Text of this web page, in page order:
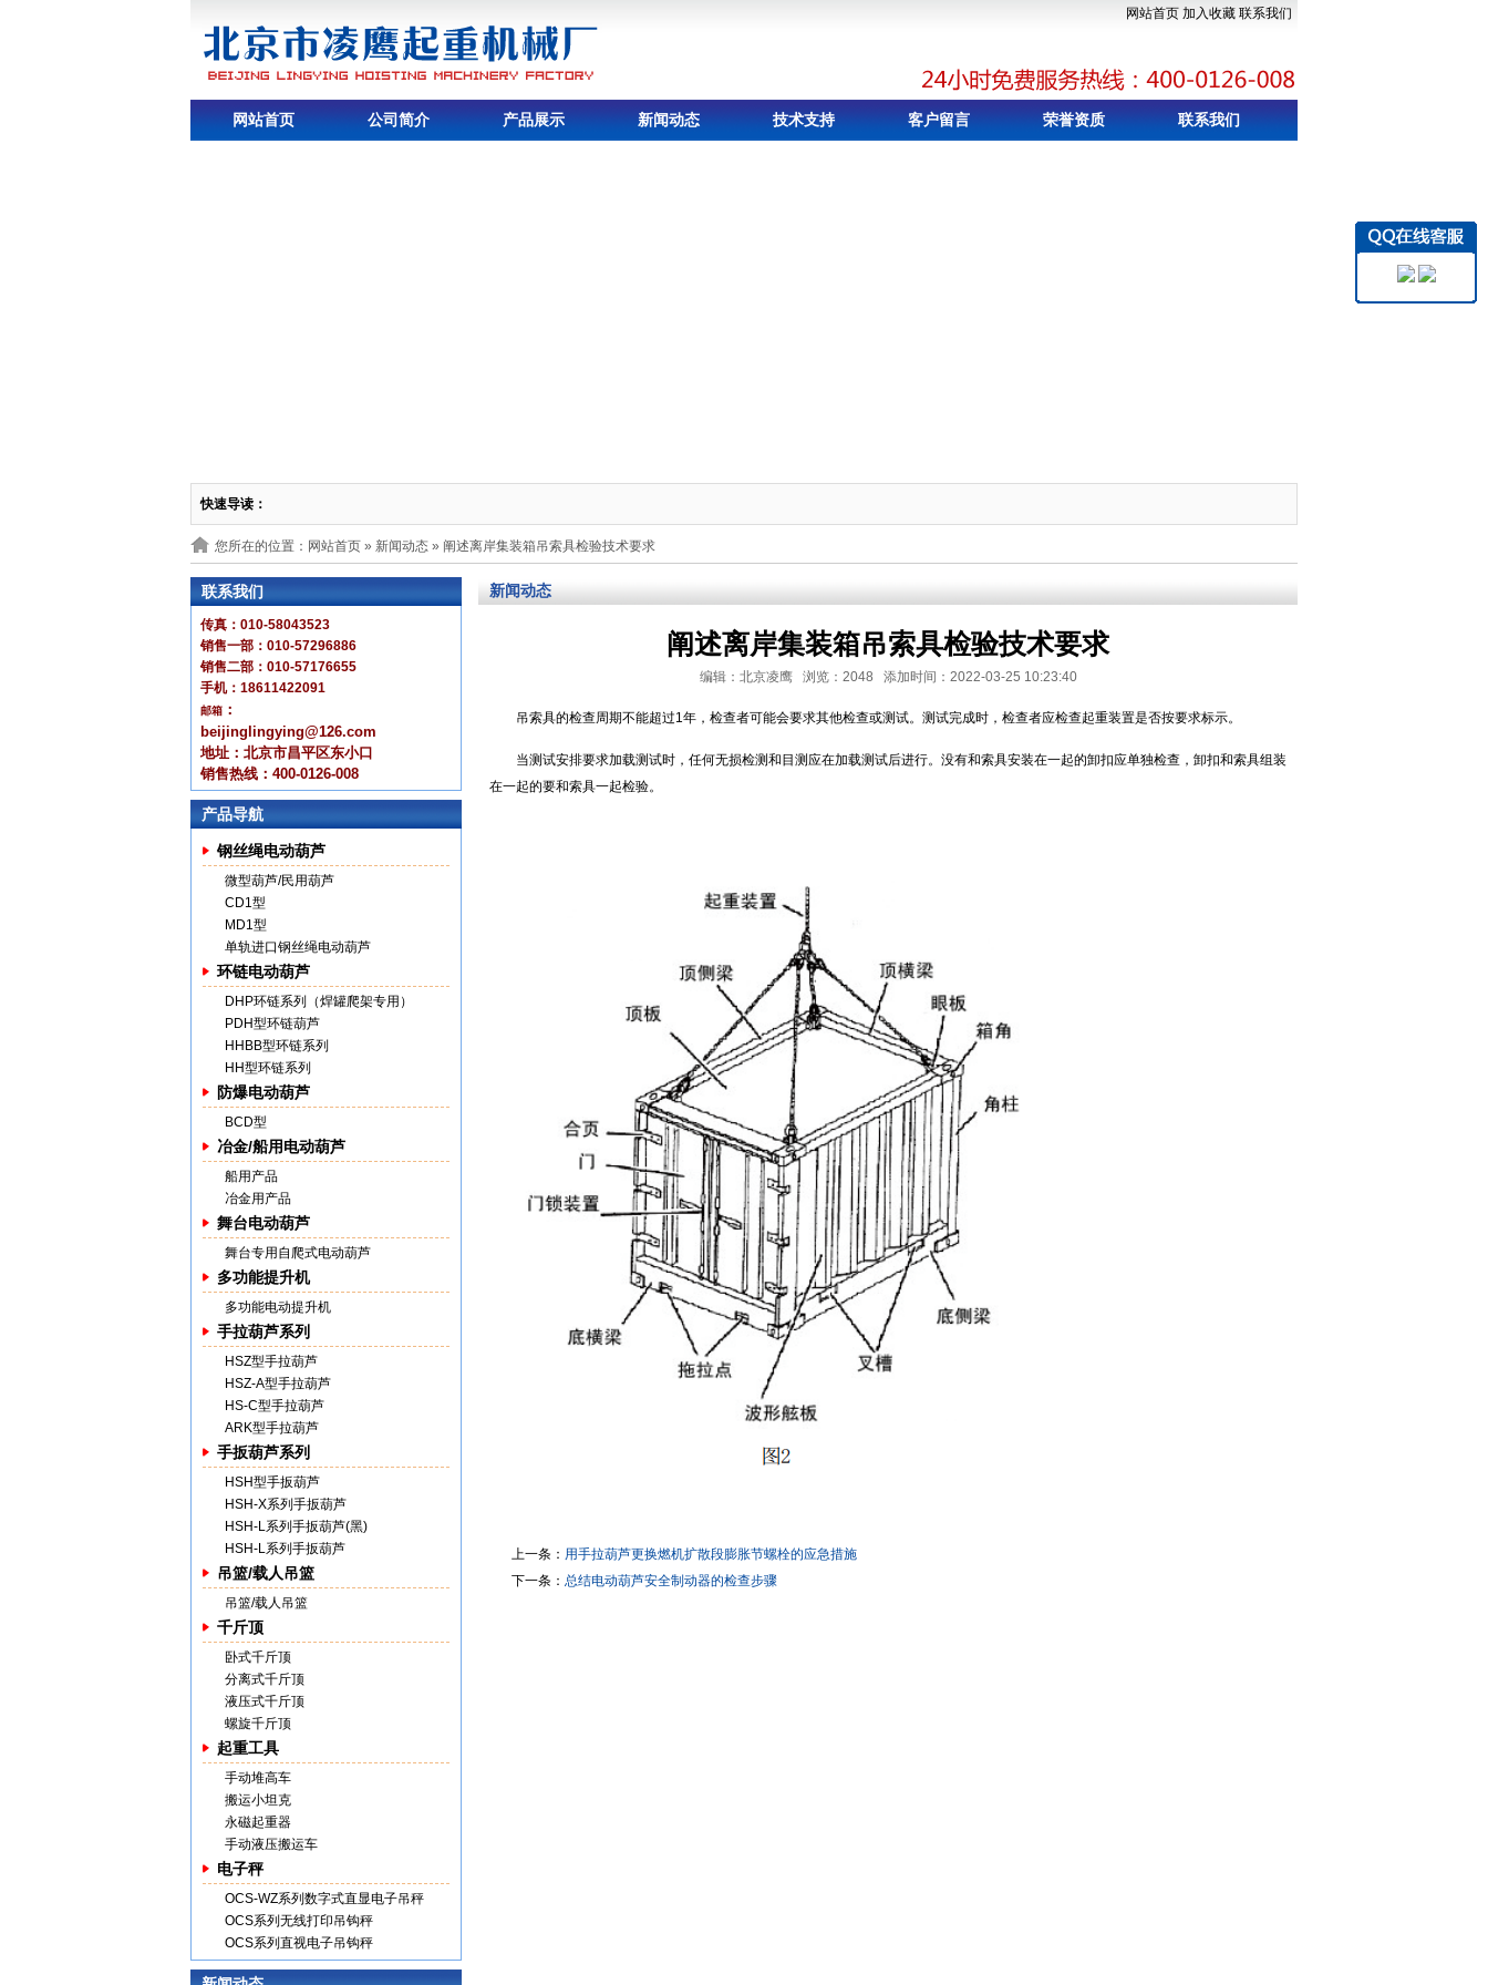
网站首页 加入收藏 联系我们
网站首页 公司简介 产品展示 新闻动态 技术支持 客户留言 荣誉资质 联系我们
快速导读：
您所在的位置：网站首页 » 新闻动态 » 阐述离岸集装箱吊索具检验技术要求
联系我们
传真：010-58043523
销售一部：010-57296886
销售二部：010-57176655
手机：18611422091
邮箱 ：
beijinglingying@126.com
地址：北京市昌平区东小口
销售热线：400-0126-008
产品导航
钢丝绳电动葫芦
微型葫芦/民用葫芦
CD1型
MD1型
单轨进口钢丝绳电动葫芦
环链电动葫芦
DHP环链系列（焊罐爬架专用）
PDH型环链葫芦
HHBB型环链系列
HH型环链系列
防爆电动葫芦
BCD型
冶金/船用电动葫芦
船用产品
冶金用产品
舞台电动葫芦
舞台专用自爬式电动葫芦
多功能提升机
多功能电动提升机
手拉葫芦系列
HSZ型手拉葫芦
HSZ-A型手拉葫芦
HS-C型手拉葫芦
ARK型手拉葫芦
手扳葫芦系列
HSH型手扳葫芦
HSH-X系列手扳葫芦
HSH-L系列手扳葫芦(黑)
HSH-L系列手扳葫芦
吊篮/载人吊篮
吊篮/载人吊篮
千斤顶
卧式千斤顶
分离式千斤顶
液压式千斤顶
螺旋千斤顶
起重工具
手动堆高车
搬运小坦克
永磁起重器
手动液压搬运车
电子秤
OCS-WZ系列数字式直显电子吊秤
OCS系列无线打印吊钩秤
OCS系列直视电子吊钩秤
新闻动态
阐述离岸集装箱吊索具检验技术要求
编辑：北京凌鹰 浏览：2048 添加时间：2022-03-25 10:23:40
吊索具的检查周期不能超过1年，检查者可能会要求其他检查或测试。测试完成时，检查者应检查起重装置是否按要求标示。
当测试安排要求加载测试时，任何无损检测和目测应在加载测试后进行。没有和索具安装在一起的卸扣应单独检查，卸扣和索具组装
在一起的要和索具一起检验。
上一条： 用手拉葫芦更换燃机扩散段膨胀节螺栓的应急措施
下一条： 总结电动葫芦安全制动器的检查步骤